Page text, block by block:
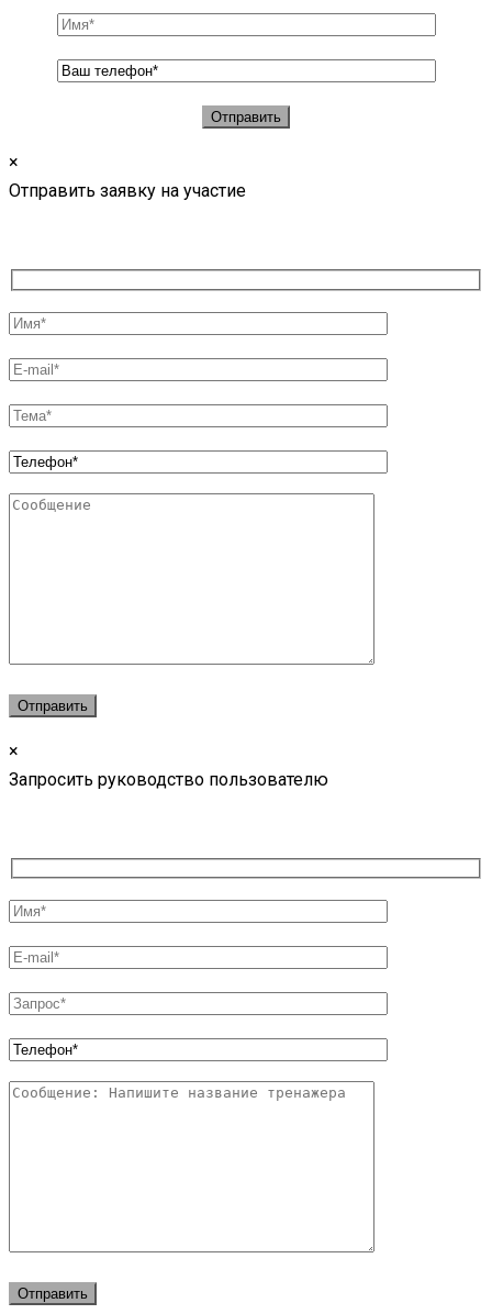
×
Отправить заявку на участие
×
Запросить руководство пользователю